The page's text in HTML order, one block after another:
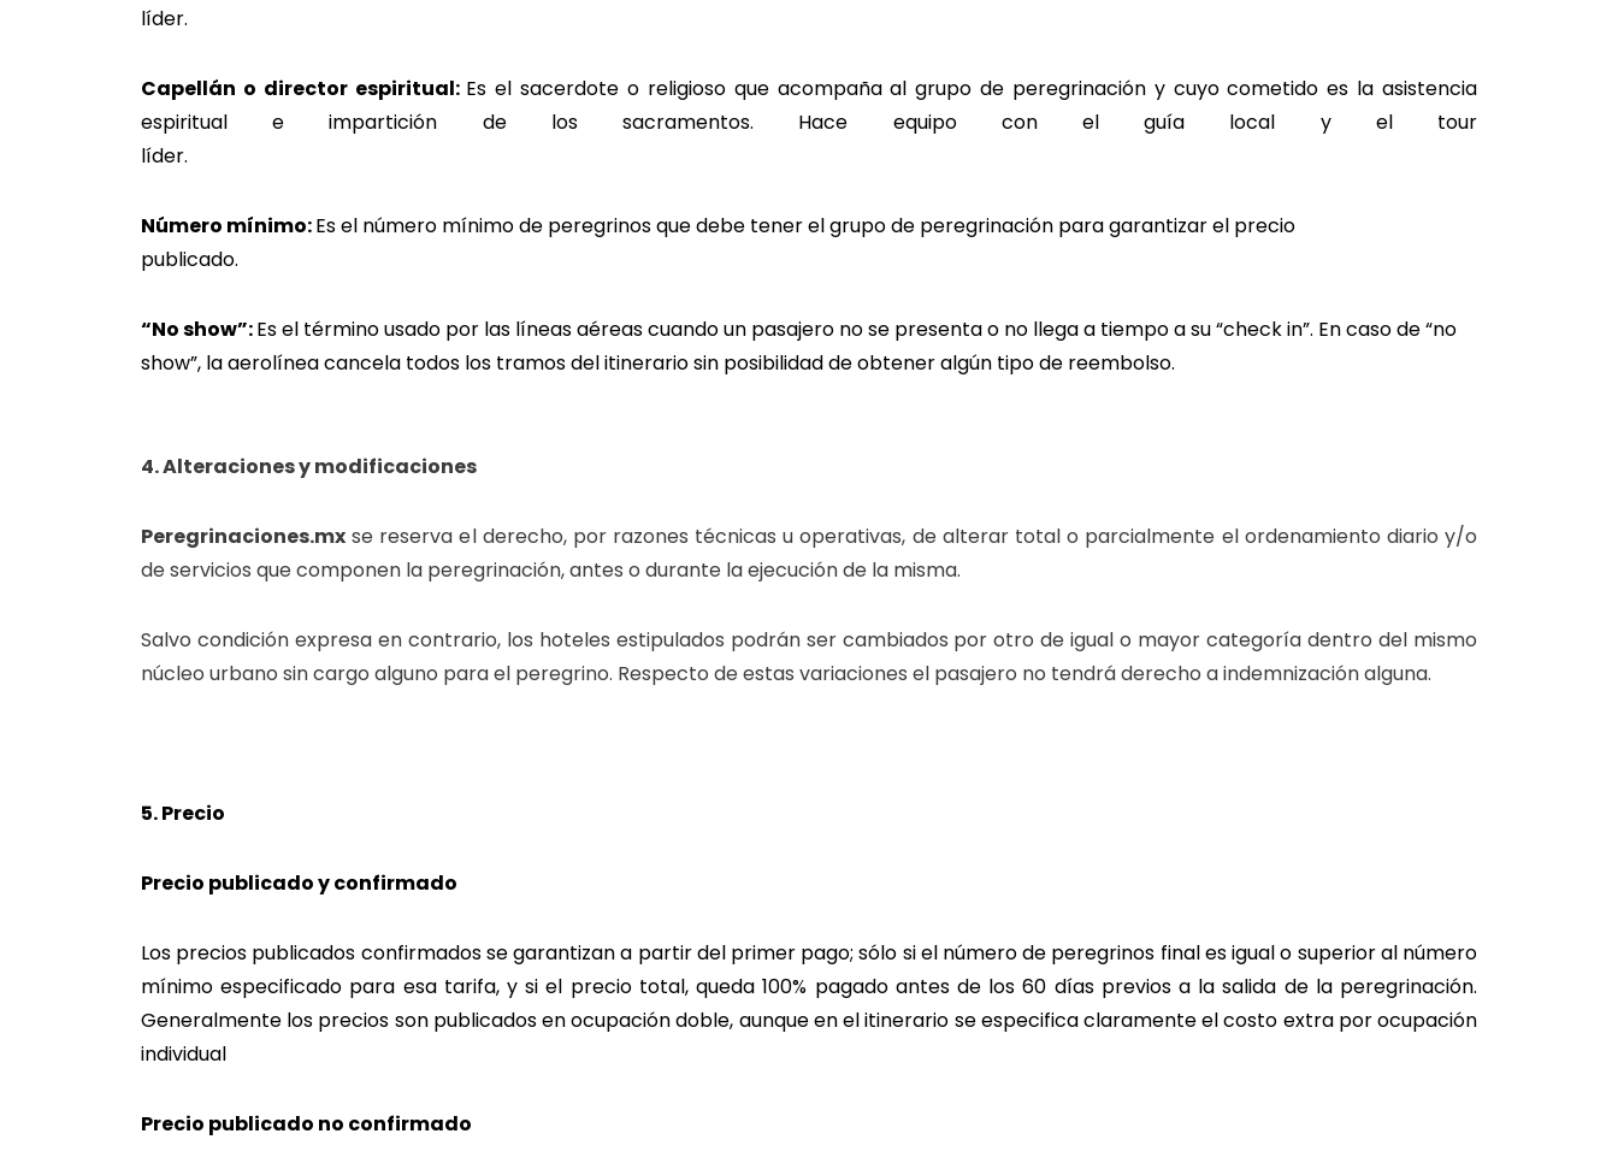
líder.
Capellán o director espiritual: Es el sacerdote o religioso que acompaña al grupo de peregrinación y cuyo cometido es la asistencia
espiritual e impartición de los sacramentos. Hace equipo con el guía local y el tour
líder.
Número mínimo:Es el número mínimo de peregrinos que debe tener el grupo de peregrinación para garantizar el precio
publicado.
“No show”:Es el término usado por las líneas aéreas cuando un pasajero no se presenta o no llega a tiempo a su “check in”. En caso de “no
show”, la aerolínea cancela todos los tramos del itinerario sin posibilidad de obtener algún tipo de reembolso.
4. Alteraciones y modificaciones
Peregrinaciones.mx se reserva el derecho, por razones técnicas u operativas, de alterar total o parcialmente el ordenamiento diario y/o
de servicios que componen la peregrinación, antes o durante la ejecución de la misma.
Salvo condición expresa en contrario, los hoteles estipulados podrán ser cambiados por otro de igual o mayor categoría dentro del mismo
núcleo urbano sin cargo alguno para el peregrino. Respecto de estas variaciones el pasajero no tendrá derecho a indemnización alguna.
5. Precio
Precio publicado y confirmado
Los precios publicados confirmados se garantizan a partir del primer pago; sólo si el número de peregrinos final es igual o superior al número
mínimo especificado para esa tarifa, y si el precio total, queda 100% pagado antes de los 60 días previos a la salida de la peregrinación.
Generalmente los precios son publicados en ocupación doble, aunque en el itinerario se especifica claramente el costo extra por ocupación
individual
Precio publicado no confirmado